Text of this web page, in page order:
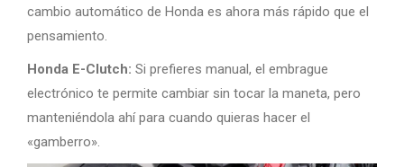
cambio automático de Honda es ahora más rápido que el
pensamiento.
Honda E-Clutch: Si prefieres manual, el embrague
electrónico te permite cambiar sin tocar la maneta, pero
manteniéndola ahí para cuando quieras hacer el
«gamberro».